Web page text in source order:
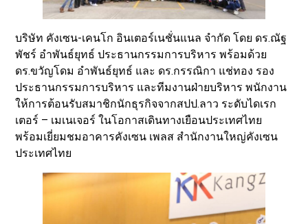
บริษัท คังเซน-เคนโก อินเตอร์เนชั่นแนล จำกัด โดย ดร.ณัฐ
พัชร์ อำพันธ์ยุทธ์ ประธานกรรมการบริหาร พร้อมด้วย
ดร.ขวัญโดม อำพันธ์ยุทธ์ และ ดร.กรรณิกา แช่ทอง รอง
ประธานกรรมการบริหาร และทีมงานฝ่ายบริหาร พนักงาน
ให้การต้อนรับสมาชิกนักธุรกิจจากสปป.ลาว ระดับไดเรก
เตอร์ – เมเนเจอร์ ในโอกาสเดินทางเยือนประเทศไทย
พร้อมเยี่ยมชมอาคารคังเซน เพลส สำนักงานใหญ่คังเซน
ประเทศไทย